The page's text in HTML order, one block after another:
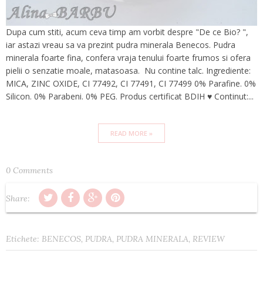
Dupa cum stiti, acum ceva timp am vorbit despre "De ce Bio? ",
iar astazi vreau sa va prezint pudra minerala Benecos. Pudra
minerala foarte fina, confera vraja tenului foarte frumos si ofera
pielii o senzatie moale, matasoasa. Nu contine talc. Ingrediente:
MICA, ZINC OXIDE, CI 77492, CI 77491, CI 77499 0% Parafine. 0%
Silicon. 0% Parabeni. 0% PEG. Produs certificat BDIH ♥ Continut:...
READ MORE »
0 Comments
Share:
Etichete: BENECOS, PUDRA, PUDRA MINERALA, REVIEW